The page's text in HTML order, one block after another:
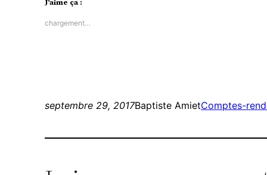
une
fenêtre)fenêtre)
J’aime ça :
chargement…
septembre 29, 2017Baptiste AmietComptes-